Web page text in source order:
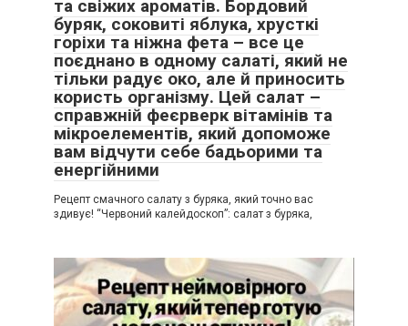
та свіжих ароматів. Бордовий
буряк, соковиті яблука, хрусткі
горіхи та ніжна фета – все це
поєднано в одному салаті, який не
тільки радує око, але й приносить
користь організму. Цей салат –
справжній феєрверк вітамінів та
мікроелементів, який допоможе
вам відчути себе бадьорими та
енергійними
Рецепт смачного салату з буряка, який точно вас
здивує! “Червоний калейдоскоп”: салат з буряка,